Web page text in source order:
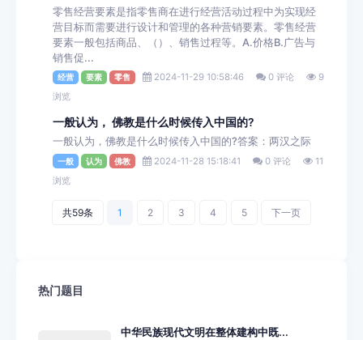
零售经营要素是指零售商在进行经营活动过程中为实现经
营目标而需要进行设计和管理的各种营销要素。零售经营
要素一般包括商品、（）、销售过程等。A.价格B.广告与
销售促...
经营 要素 零售 2024-11-29 10:58:46 0 评论
9
浏览
一般认为， 佛教是什么时候传入中国的?
一般认为，佛教是什么时候传入中国的?答案：两汉之际
一般 认为 佛教 2024-11-28 15:18:41 0 评论
11
浏览
共59条 1 2 3 4 5 下一页
热门题目
中华民族现代文明在整体建构中既...